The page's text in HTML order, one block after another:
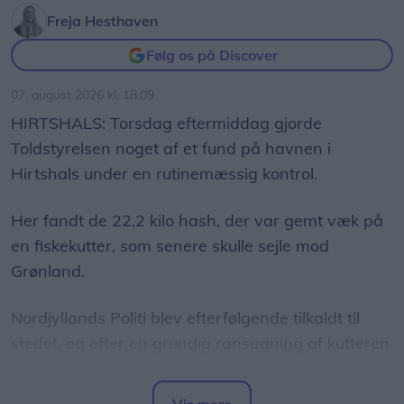
strikkede side om side.
Besøgende kan også møde Caroline og Jeanette
fra podcasten ’Ret og Vrang’ samt fåreavler
Thomas Pilgård, der viser uld fra nogle af sine
omkring 800 får.
For både nye og erfarne
Der bliver rig mulighed for selv at være aktiv.
Hannegrethe Marcussen viser, hvordan
Karen og hendes spindevenner inviterer indenfor i
Freja Hesthaven
Følg os på Discover
07. august 2026 kl. 18.09
HIRTSHALS: Torsdag eftermiddag gjorde
Toldstyrelsen noget af et fund på havnen i
Hirtshals under en rutinemæssig kontrol.
Her fandt de 22,2 kilo hash, der var gemt væk på
en fiskekutter, som senere skulle sejle mod
Grønland.
Nordjyllands Politi blev efterfølgende tilkaldt til